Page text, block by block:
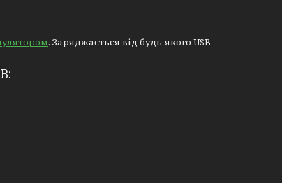
. Заряджається від будь-якого USB-